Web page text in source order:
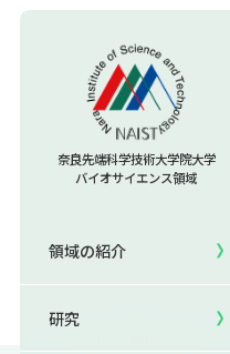
奈良先端科学技術大学院大学
バイオサイエンス領域
領域の紹介
研究